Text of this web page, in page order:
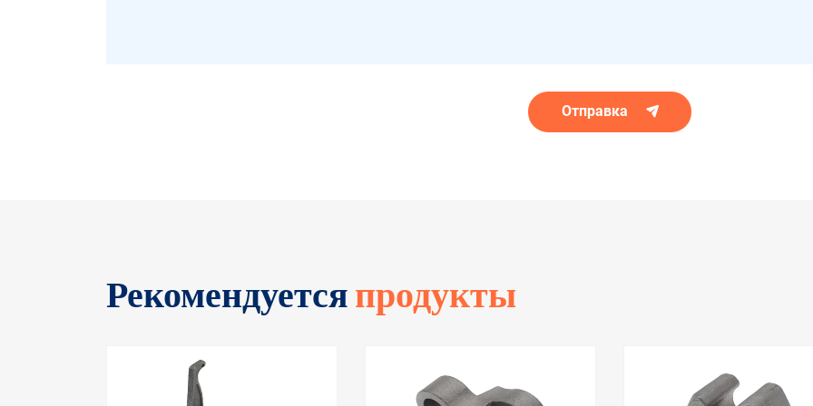
Отправка
Рекомендуется продукты